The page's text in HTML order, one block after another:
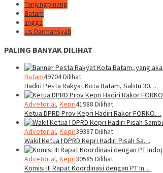
Tanjungpinang
Batam
lingga
Lis Darmansyah
PALING BANYAK DILIHAT
Batam49704 Dilihat
Hadiri Pesta Rakyat Kota Batam, Sabtu 30…
Advetorial, Kepri41988 Dilihat
Ketua DPRD Prov Kepri Hadiri Rakor FORKO…
Advetorial, Kepri39387 Dilihat
Wakil Ketua I DPRD Kepri Hadiri Pisah Sa…
Advetorial, Kepri30585 Dilihat
Komisi III Rapat Koordinasi dengan PT In…